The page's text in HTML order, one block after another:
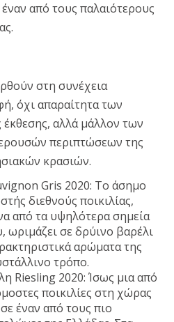
από τους παλαιότερους
στη συνέχεια
όχι απαραίτητα των
αλλά μάλλον των
περιπτώσεων της
κρασιών.
Gris 2020: Το άσημο
διεθνούς ποικιλίας,
από τα υψηλότερα σημεία
σε δρύινο βαρέλι
αρώματα της
τρόπο.
Riesling 2020: Ίσως μια από
ποικιλίες στη χώρας
έναν από τους πιο